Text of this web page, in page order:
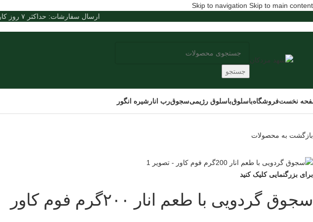
Skip to navigation Skip to main content
ارسال سفارشات: حداکثر ۷ روز کاری (با توجه به فرآیند تولید).
جستجو
نخستفروشگاهباسلوقباسلوق رژیمیسجوقرب انار شیره انگور
بازگشت به محصولات
برای بزرگنمایی کلیک کنید
سجوق گردویی با طعم انار ۲۰۰گرم فوم کاور